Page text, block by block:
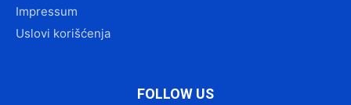
Impressum
Uslovi korišćenja
FOLLOW US